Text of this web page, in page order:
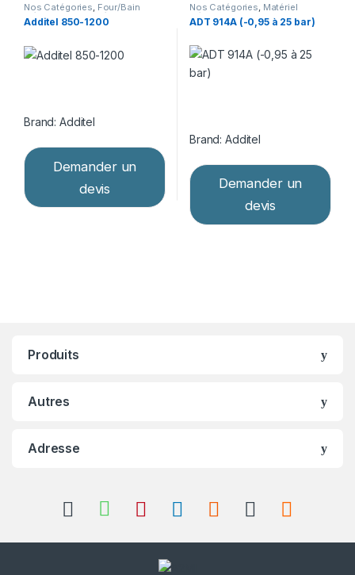
Nos Catégories, Four/Bain
d'étalonnage ,Matériel
d’étalonnage
Additel 850-1200
Brand:Additel
Demander un
devis
Nos Catégories, Matériel
d’étalonnage ,Pompes
pneumatiques
ADT 914A (-0,95 à 25 bar)
Brand:Additel
Demander un
devis
Produits
Autres
Adresse